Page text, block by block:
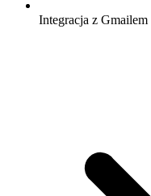
Integracja z Gmailem